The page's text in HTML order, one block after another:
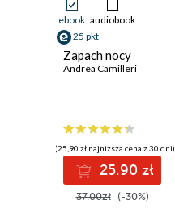
ebook audiobook
25 pkt
Zapach nocy
Andrea Camilleri
(25,90 zł najniższa cena z 30 dni)
25.90 zł
37.00zł (-30%)